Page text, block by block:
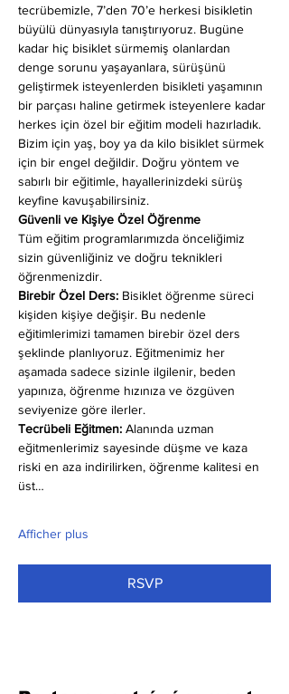
tecrübemizle, 7’den 70’e herkesi bisikletin
büyülü dünyasıyla tanıştırıyoruz. Bugüne
kadar hiç bisiklet sürmemiş olanlardan
denge sorunu yaşayanlara, sürüşünü
geliştirmek isteyenlerden bisikleti yaşamının
bir parçası haline getirmek isteyenlere kadar
herkes için özel bir eğitim modeli hazırladık.
Bizim için yaş, boy ya da kilo bisiklet sürmek
için bir engel değildir. Doğru yöntem ve
sabırlı bir eğitimle, hayallerinizdeki sürüş
keyfine kavuşabilirsiniz.
Güvenli ve Kişiye Özel Öğrenme
Tüm eğitim programlarımızda önceliğimiz
sizin güvenliğiniz ve doğru teknikleri
öğrenmenizdir.
Birebir Özel Ders: Bisiklet öğrenme süreci
kişiden kişiye değişir. Bu nedenle
eğitimlerimizi tamamen birebir özel ders
şeklinde planlıyoruz. Eğitmenimiz her
aşamada sadece sizinle ilgilenir, beden
yapınıza, öğrenme hızınıza ve özgüven
seviyenize göre ilerler.
Tecrübeli Eğitmen: Alanında uzman
eğitmenlerimiz sayesinde düşme ve kaza
riski en aza indirilirken, öğrenme kalitesi en
üst…
Afficher plus
RSVP